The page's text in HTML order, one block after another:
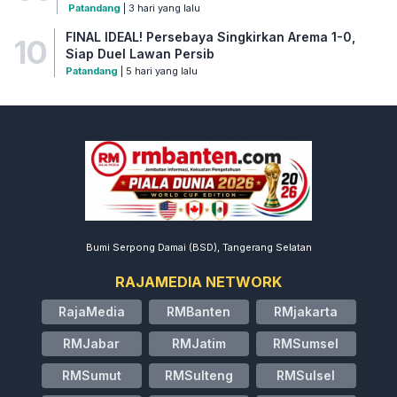
Patandang | 3 hari yang lalu
10
FINAL IDEAL! Persebaya Singkirkan Arema 1-0,
Siap Duel Lawan Persib
Patandang | 5 hari yang lalu
Bumi Serpong Damai (BSD), Tangerang Selatan
RAJAMEDIA NETWORK
RajaMedia RMBanten RMjakarta
RMJabar RMJatim RMSumsel
RMSumut RMSulteng RMSulsel